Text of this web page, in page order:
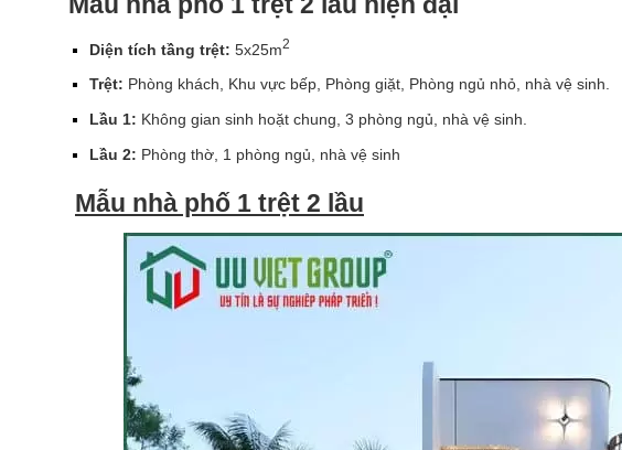
Diện tích tầng trệt: 5x25m2
Trệt: Phòng khách, Khu vực bếp, Phòng giặt, Phòng ngủ nhỏ, nhà vệ sinh.
Lầu 1: Không gian sinh hoặt chung, 3 phòng ngủ, nhà vệ sinh.
Lầu 2: Phòng thờ, 1 phòng ngủ, nhà vệ sinh
Mẫu nhà phố 1 trệt 2 lầu